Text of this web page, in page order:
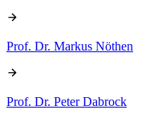
Prof. Dr. Markus Nöthen
Prof. Dr. Peter Dabrock